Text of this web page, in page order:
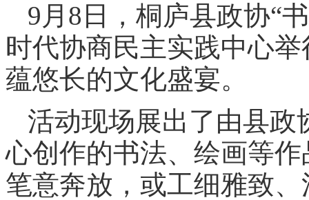
9月8日，桐庐县政协“
时代协商民主实践中心
蕴悠长的文化盛宴。
活动现场展出了由县政
心创作的书法、绘画等
笔意奔放，或工细雅致